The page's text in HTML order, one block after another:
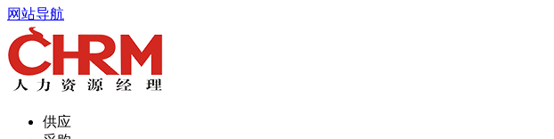
网站导航
供应